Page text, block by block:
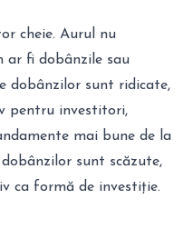
cheie. Aurul nu
ar fi dobânzile sau
dobânzilor sunt ridicate,
pentru investitori,
mai bune de la
sunt scăzute,
ca formă de investiție.